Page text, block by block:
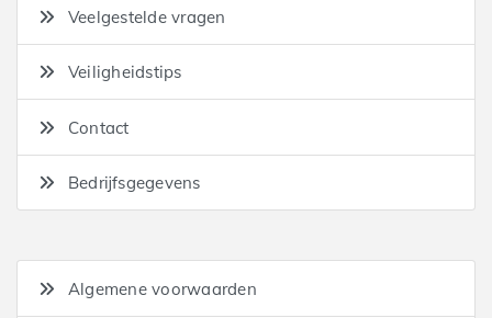
Veelgestelde vragen
Veiligheidstips
Contact
Bedrijfsgegevens
Algemene voorwaarden